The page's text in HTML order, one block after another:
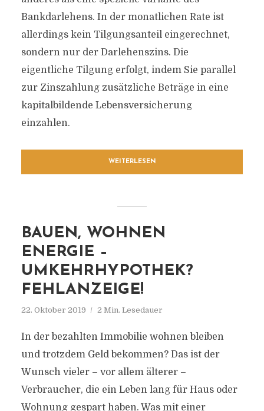
Bankdarlehens. In der monatlichen Rate ist
allerdings kein Tilgungsanteil eingerechnet,
sondern nur der Darlehenszins. Die
eigentliche Tilgung erfolgt, indem Sie parallel
zur Zinszahlung zusätzliche Beträge in eine
kapitalbildende Lebensversicherung
einzahlen.
WEITERLESEN
BAUEN, WOHNEN
ENERGIE –
UMKEHRHYPOTHEK?
FEHLANZEIGE!
22. Oktober 2019 2 Min. Lesedauer
In der bezahlten Immobilie wohnen bleiben
und trotzdem Geld bekommen? Das ist der
Wunsch vieler – vor allem älterer –
Verbraucher, die ein Leben lang für Haus oder
Wohnung gespart haben. Was mit einer